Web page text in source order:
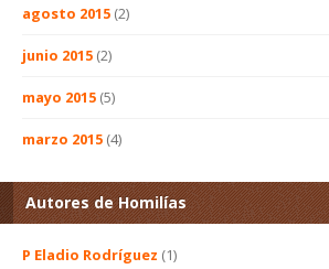
agosto 2015 (2)
junio 2015 (2)
mayo 2015 (5)
marzo 2015 (4)
Autores de Homilías
P Eladio Rodríguez (1)